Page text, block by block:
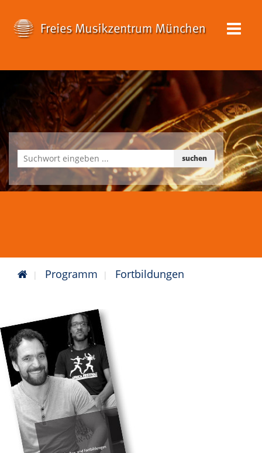
suchen
Programm Fortbildungen